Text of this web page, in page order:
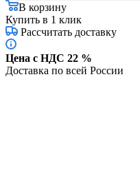
В корзину
Купить в 1 клик
Рассчитать доставку
Цена с НДС 22 %
Доставка по всей России